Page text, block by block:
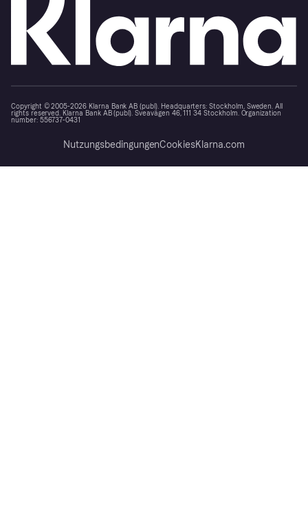
Copyright © 2005-2026 Klarna Bank AB (publ). Headquarters: Stockholm, Sweden. All
rights reserved. Klarna Bank AB (publ). Sveavägen 46, 111 34 Stockholm. Organization
number: 556737-0431
NutzungsbedingungenCookiesKlarna.com